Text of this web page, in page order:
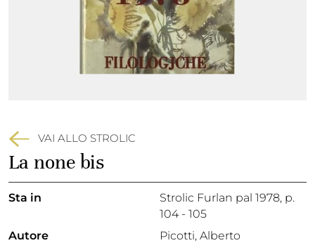
VAI ALLO STROLIC
La none bis
Sta in Strolic Furlan pal 1978, p.
104 - 105
Autore
Picotti, Alberto